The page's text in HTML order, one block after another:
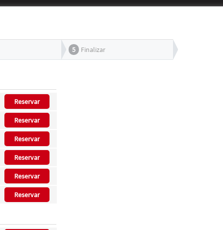
5 Finalizar
Reservar
Reservar
Reservar
Reservar
Reservar
Reservar